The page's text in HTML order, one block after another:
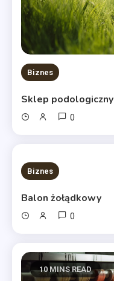
Biznes
Sklep podologiczny
0
10 MINS READ
Biznes
Balon żołądkowy
0
10 MINS READ